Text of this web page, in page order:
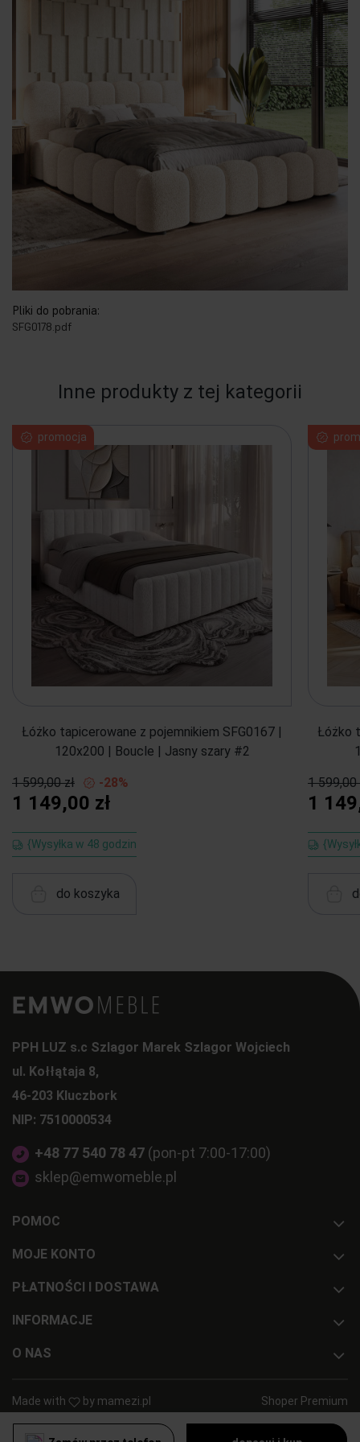
Pliki do pobrania:
SFG0178.pdf
Inne produkty z tej kategorii
Łóżko tapicerowane z pojemnikiem SFG0167 |
120x200 | Boucle | Jasny szary #2
1 599,00 zł -28%
1 149,00 zł
{Wysyłka w 48 godzin
do koszyka
promocja
Łóżko
1 599,00
1
PPH LUZ s.c Szlagor Marek Szlagor Wojciech
ul. Kołłątaja 8,
46-203 Kluczbork
NIP: 7510000534
+48 77 540 78 47 (pon-pt 7:00-17:00)
sklep@emwomeble.pl
POMOC
MOJE KONTO
PŁATNOŚCI I DOSTAWA
INFORMACJE
O NAS
Made with by mamezi.pl Shoper Premium